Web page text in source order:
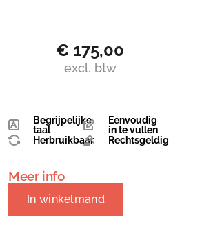
€ 175,00
excl. btw
Begrijpelijke
taal
Eenvoudig
in te vullen
Herbruikbaar
Rechtsgeldig
Meer info
In winkelmand